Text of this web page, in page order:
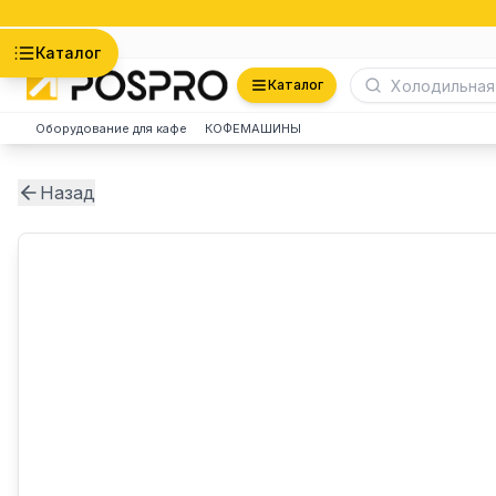
Каталог
Каталог
Оборудование для кафе КОФЕМАШИНЫ
Назад